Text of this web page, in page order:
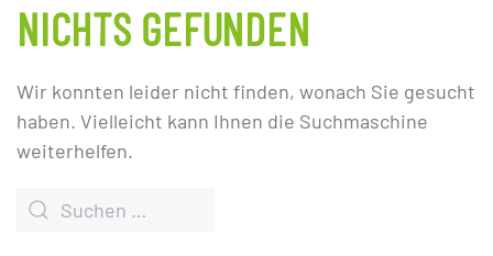
NICHTS GEFUNDEN
Wir konnten leider nicht finden, wonach Sie gesucht
haben. Vielleicht kann Ihnen die Suchmaschine
weiterhelfen.